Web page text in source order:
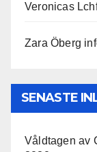
Veronicas
Zara Öberg
SENASTE
Våldtagen av